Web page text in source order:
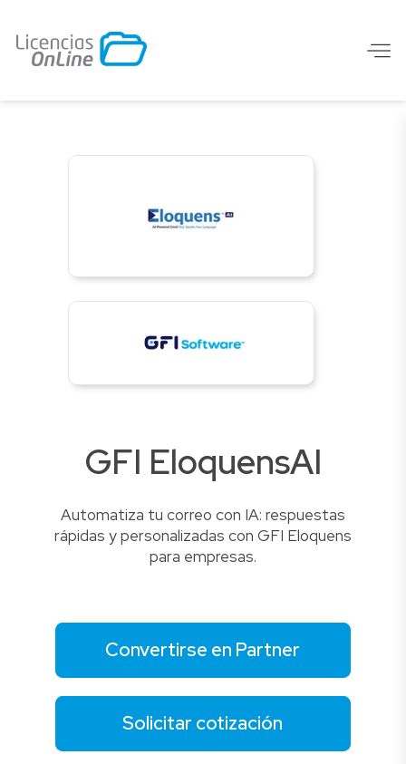
GFI EloquensAI
Automatiza tu correo con IA: respuestas
rápidas y personalizadas con GFI Eloquens
para empresas.
Convertirse en Partner
Solicitar cotización